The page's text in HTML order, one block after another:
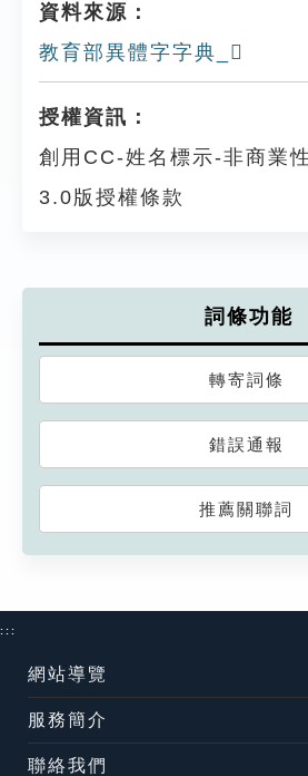
資料來源：
教育部異體字字典_𣢃
授權資訊：
創用CC-姓名標示-非商業
3.0版授權條款
詞條功能
轉寄詞條
錯誤通報
推薦關聯詞
:::
網站導覽
服務簡介
聯絡我們